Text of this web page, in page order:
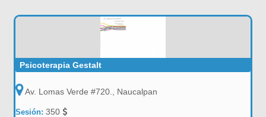
Psicoterapia Gestalt
Av. Lomas Verde #720., Naucalpan
Sesión:350